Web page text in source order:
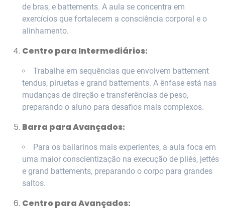
de bras, e battements. A aula se concentra em
exercícios que fortalecem a consciência corporal e o
alinhamento.
Centro para Intermediários:
Trabalhe em sequências que envolvem battement
tendus, piruetas e grand battements. A ênfase está nas
mudanças de direção e transferências de peso,
preparando o aluno para desafios mais complexos.
Barra para Avançados:
Para os bailarinos mais experientes, a aula foca em
uma maior conscientização na execução de pliés, jettés
e grand battements, preparando o corpo para grandes
saltos.
Centro para Avançados: